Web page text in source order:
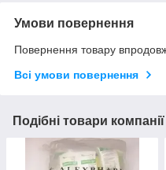
Умови повернення
Повернення товару
Всі умови повернення
Подібні товари компанії